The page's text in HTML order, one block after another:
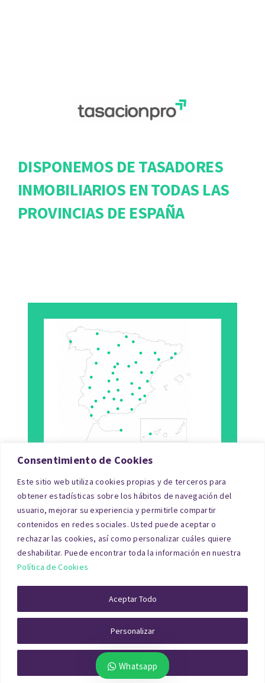
Consentimiento de Cookies
Este sitio web utiliza cookies propias y de terceros para
obtener estadísticas sobre los hábitos de navegación del
usuario, mejorar su experiencia y permitirle compartir
contenidos en redes sociales. Usted puede aceptar o
rechazar las cookies, así como personalizar cuáles quiere
deshabilitar. Puede encontrar toda la información en nuestra
Política de Cookies
Personalizar
Rechazar Todo
Aceptar Todo
DISPONEMOS DE TASADORES
INMOBILIARIOS EN TODAS LAS
PROVINCIAS DE ESPAÑA
Tipo de Inmueble
Finalidad
Blog
PREGUNTAS FRECUENTES
Artículo actualizado a Enero 2026
Whatsapp